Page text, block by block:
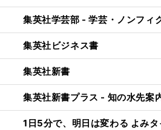
集英社学芸部 - 学芸・ノンフィ
集英社ビジネス書
集英社新書
集英社新書プラス - 知の水先案
1日5分で、明日は変わる よみ